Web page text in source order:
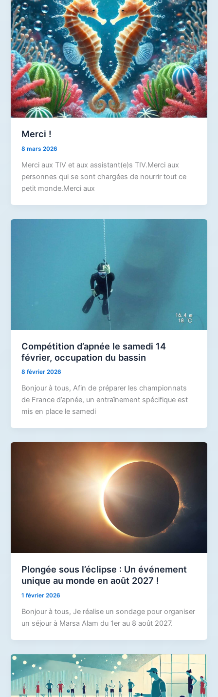
Merci !
8 mars 2026
Merci aux TIV et aux assistant(e)s TIV.Merci aux
personnes qui se sont chargées de nourrir tout ce
petit monde.Merci aux
Compétition d’apnée le samedi 14
février, occupation du bassin
8 février 2026
Bonjour à tous, Afin de préparer les championnats
de France d’apnée, un entraînement spécifique est
mis en place le samedi
Plongée sous l’éclipse : Un événement
unique au monde en août 2027 !
1 février 2026
Bonjour à tous, Je réalise un sondage pour organiser
un séjour à Marsa Alam du 1er au 8 août 2027.